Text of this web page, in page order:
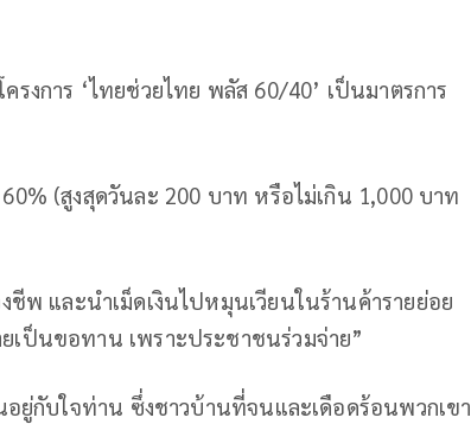
รงการ ‘ไทยช่วยไทย พลัส 60/40’ เป็นมาตรการ
(สูงสุดวันละ 200 บาท หรือไม่เกิน 1,000 บาท
ชีพ และนำเม็ดเงินไปหมุนเวียนในร้านค้ารายย่อย
ป็นขอทาน เพราะประชาชนร่วมจ่าย”
ยู่กับใจท่าน ซึ่งชาวบ้านที่จนและเดือดร้อนพวกเขา